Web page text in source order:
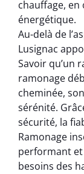
chauffage,
énergétique.
Au-delà de
Lusignac
Savoir qu’un
ramonage
cheminée,
sérénité.
sécurité, la
Ramonage
performant
besoins des